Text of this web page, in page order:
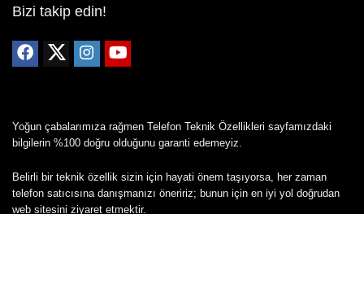
Bizi takip edin!
Yoğun çabalarımıza rağmen Telefon Teknik Özellikleri sayfamızdaki
bilgilerin %100 doğru olduğunu garanti edemeyiz.
Belirli bir teknik özellik sizin için hayati önem taşıyorsa, her zaman
telefon satıcısına danışmanızı öneririz; bunun için en iyi yol doğrudan
web sitesini ziyaret etmektir.